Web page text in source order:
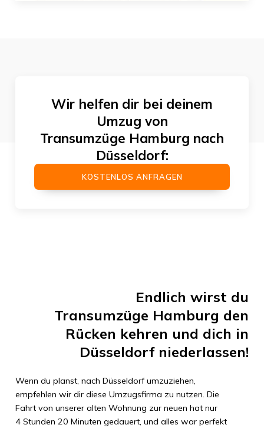
Wir helfen dir bei deinem
Umzug von
Transumzüge Hamburg nach
Düsseldorf:
KOSTENLOS ANFRAGEN
Endlich wirst du
Transumzüge Hamburg den
Rücken kehren und dich in
Düsseldorfniederlassen!
Wenn du planst, nach Düsseldorfumzuziehen,
empfehlen wir dir diese Umzugsfirma zu nutzen. Die
Fahrt von unserer alten Wohnung zur neuen hat nur
4 Stunden 20 Minuten gedauert, und alles war perfekt